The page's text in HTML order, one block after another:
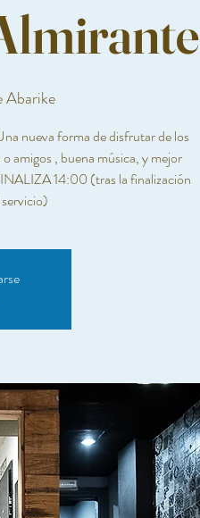
Abarike
nueva forma de disfrutar de los
amigos , buena música, y mejor
14:00 (tras la finalización